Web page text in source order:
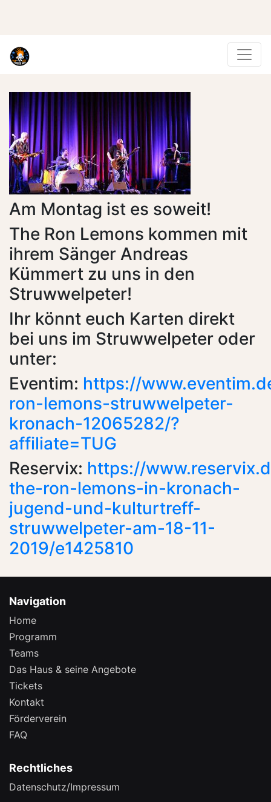
Am Montag ist es soweit!
The Ron Lemons kommen mit
ihrem Sänger Andreas
Kümmert zu uns in den
Struwwelpeter!
Ihr könnt euch Karten direkt
bei uns im Struwwelpeter oder
unter:
Eventim: https://
ron-lemons-struwwelpeter-
kronach-12065282/?
affiliate=TUG
Reservix: https://
the-ron-lemons-in-kronach-
jugend-und-kulturtreff-
struwwelpeter-am-18-11-
2019/e1425810
Navigation
Home
Programm
Teams
Das Haus & seine Angebote
Tickets
Kontakt
Förderverein
FAQ
Rechtliches
Datenschutz/Impressum